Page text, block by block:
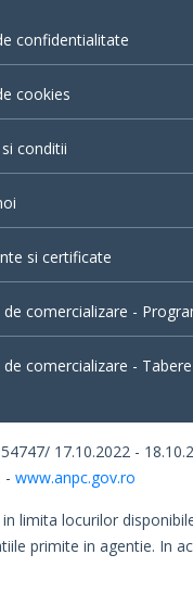
confidentialitate
cookies
conditii
si certificate
comercializare -
comercializare -
17.10.2022 -
- www.anpc.gov.ro
limita locurilor
primite in agentie. In